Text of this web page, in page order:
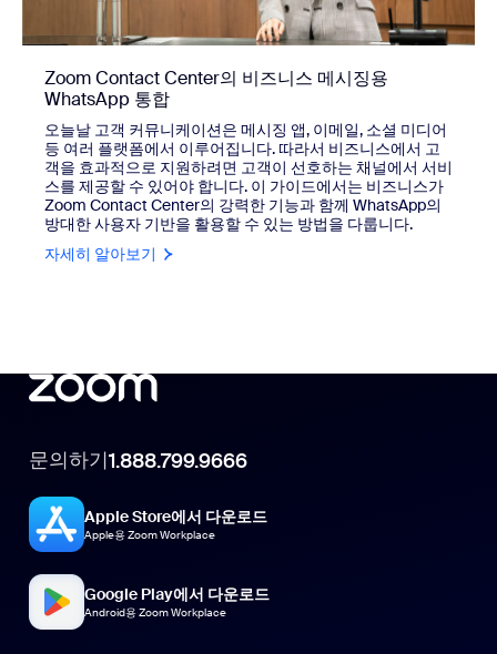
Zoom Contact Center의 비즈니스 메시징용
WhatsApp 통합
오늘날 고객 커뮤니케이션은 메시징 앱, 이메일, 소셜 미디어
등 여러 플랫폼에서 이루어집니다. 따라서 비즈니스에서 고
객을 효과적으로 지원하려면 고객이 선호하는 채널에서 서비
스를 제공할 수 있어야 합니다. 이 가이드에서는 비즈니스가
Zoom Contact Center의 강력한 기능과 함께 WhatsApp의
방대한 사용자 기반을 활용할 수 있는 방법을 다룹니다.
자세히 알아보기
문의하기1.888.799.9666
Apple Store에서 다운로드
Apple용 Zoom Workplace
Google Play에서 다운로드
Android용 Zoom Workplace